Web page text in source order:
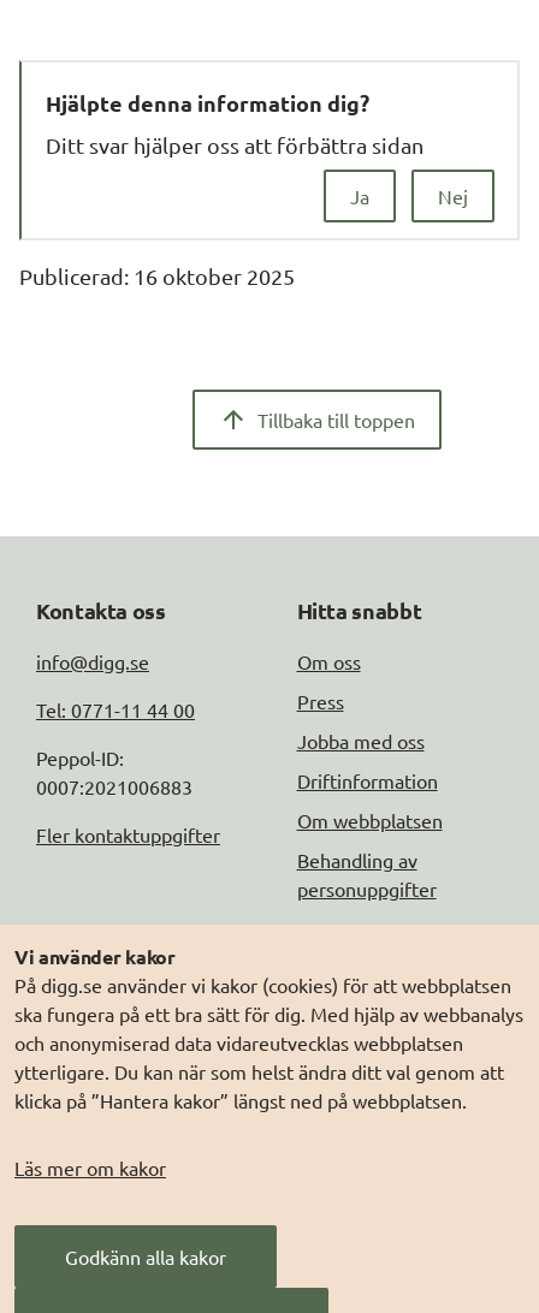
Vi använder kakor
På digg.se använder vi kakor (cookies) för att webbplatsen
ska fungera på ett bra sätt för dig. Med hjälp av webbanalys
och anonymiserad data vidareutvecklas webbplatsen
ytterligare. Du kan när som helst ändra ditt val genom att
klicka på ”Hantera kakor” längst ned på webbplatsen.
Läs mer om kakor
Godkänn alla kakor
Hjälpte denna information dig?
Nej
Ja
Ditt svar hjälper oss att förbättra sidan
Publicerad: 16 oktober 2025
Tillbaka till toppen
Kontakta oss
info@digg.se
Tel: 0771-11 44 00
Peppol-ID:
0007:2021006883
Fler kontaktuppgifter
Hitta snabbt
Om oss
Press
Jobba med oss
Driftinformation
Om webbplatsen
Behandling av
personuppgifter
Följ oss
DIGG på
Prenumerera på nyheter
DIGG på
LinkedIn
DIGG på
PressMachine
DIGG på
Digg play
Elegitimation.se
Min myndighetspost
Sveriges dataportal
Sweden Connect
förvaltning